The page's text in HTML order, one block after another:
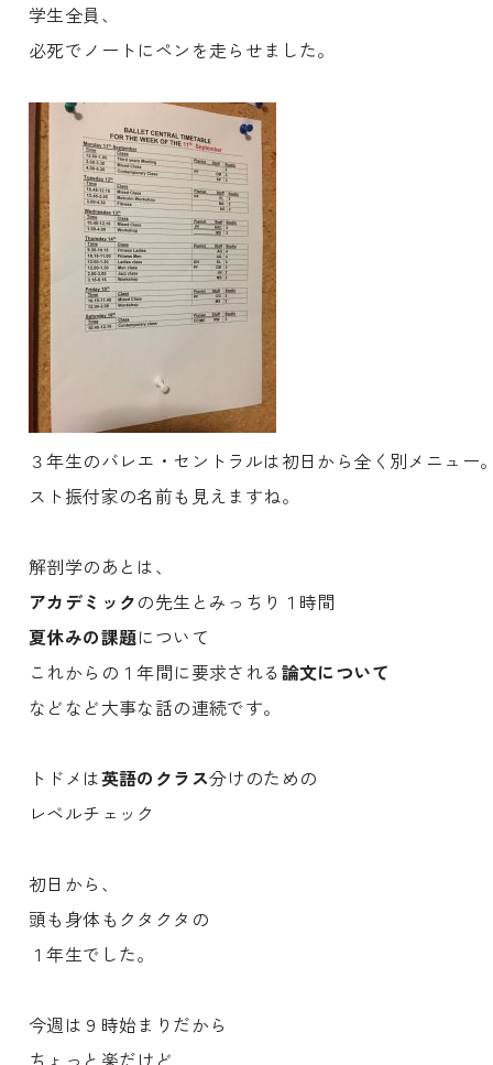
学生全員、
必死でノートにペンを走らせました。
３年生のバレエ・セントラルは初日から全く別メニュー
スト振付家の名前も見えますね。
解剖学のあとは、
アカデミックの先生とみっちり１時間
夏休みの課題について
これからの１年間に要求される論文について
などなど大事な話の連続です。
トドメは英語のクラス分けのための
レベルチェック
初日から、
頭も身体もクタクタの
１年生でした。
今週は９時始まりだから